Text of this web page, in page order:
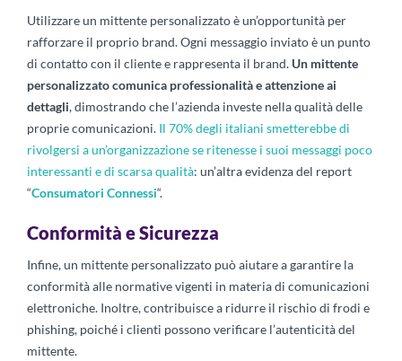
Utilizzare un mittente personalizzato è un’opportunità per
rafforzare il proprio brand. Ogni messaggio inviato è un punto
di contatto con il cliente e rappresenta il brand. Un mittente
personalizzato comunica professionalità e attenzione ai
dettagli, dimostrando che l’azienda investe nella qualità delle
proprie comunicazioni. Il 70% degli italiani smetterebbe di
rivolgersi a un’organizzazione se ritenesse i suoi messaggi poco
interessanti e di scarsa qualità: un’altra evidenza del report
“Consumatori Connessi“.
Conformità e Sicurezza
Infine, un mittente personalizzato può aiutare a garantire la
conformità alle normative vigenti in materia di comunicazioni
elettroniche. Inoltre, contribuisce a ridurre il rischio di frodi e
phishing, poiché i clienti possono verificare l’autenticità del
mittente.